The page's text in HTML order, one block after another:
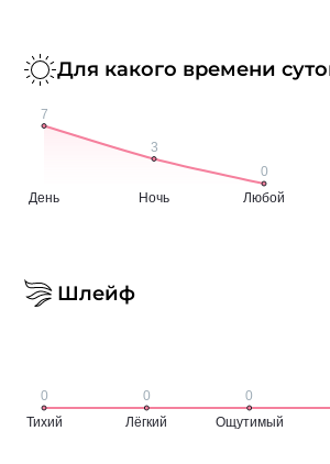
Для какого времени
Шлейф